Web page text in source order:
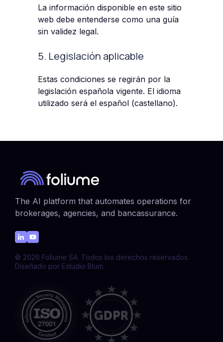
La información disponible en este sitio
web debe entenderse como una guía
sin validez legal.
5. Legislación aplicable
Estas condiciones se regirán por la
legislación española vigente. El idioma
utilizado será el español (castellano).
The AI platform that automates operations for
brokerages, agencies, and bancassurance.
© 2026 Foliume SA. Todos los derechos reservados.
Diseñado por Estudio Blum.